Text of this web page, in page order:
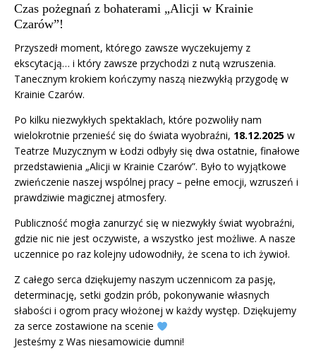
Czas pożegnań z bohaterami „Alicji w Krainie
Czarów”!
Przyszedł moment, którego zawsze wyczekujemy z
ekscytacją… i który zawsze przychodzi z nutą wzruszenia.
Tanecznym krokiem kończymy naszą niezwykłą przygodę w
Krainie Czarów.
Po kilku niezwykłych spektaklach, które pozwoliły nam
wielokrotnie przenieść się do świata wyobraźni, 18.12.2025 w
Teatrze Muzycznym w Łodzi odbyły się dwa ostatnie, finałowe
przedstawienia „Alicji w Krainie Czarów”. Było to wyjątkowe
zwieńczenie naszej wspólnej pracy – pełne emocji, wzruszeń i
prawdziwie magicznej atmosfery.
Publiczność mogła zanurzyć się w niezwykły świat wyobraźni,
gdzie nic nie jest oczywiste, a wszystko jest możliwe. A nasze
uczennice po raz kolejny udowodniły, że scena to ich żywioł.
Z całego serca dziękujemy naszym uczennicom za pasję,
determinację, setki godzin prób, pokonywanie własnych
słabości i ogrom pracy włożonej w każdy występ. Dziękujemy
za serce zostawione na scenie
Jesteśmy z Was niesamowicie dumni!